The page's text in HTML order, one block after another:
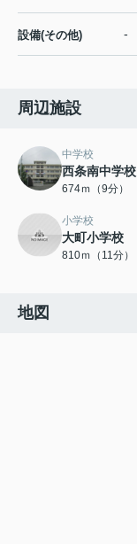
設備(その他) -
周辺施設
中学校
西条南中学校
674ｍ（9分）
小学校
大町小学校
810ｍ（11分）
地図